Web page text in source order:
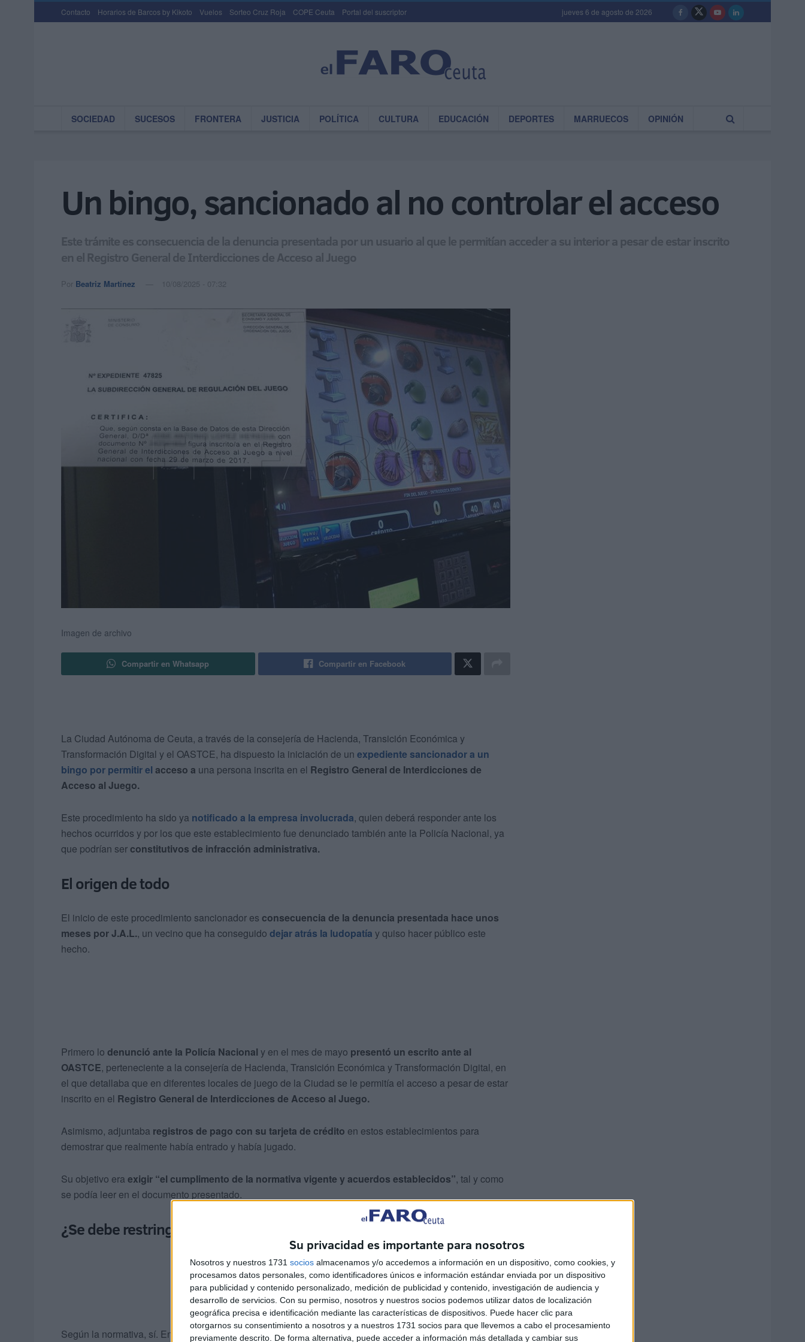
Su privacidad es importante para nosotros
Nosotros y nuestros 1731 socios almacenamos y/o accedemos a información en un dispositivo, como cookies, y
procesamos datos personales, como identificadores únicos e información estándar enviada por un dispositivo
para publicidad y contenido personalizado, medición de publicidad y contenido, investigación de audiencia y
desarrollo de servicios. Con su permiso, nosotros y nuestros socios podemos utilizar datos de localización
geográfica precisa e identificación mediante las características de dispositivos. Puede hacer clic para
otorgarnos su consentimiento a nosotros y a nuestros 1731 socios para que llevemos a cabo el procesamiento
previamente descrito. De forma alternativa, puede acceder a información más detallada y cambiar sus
Contacto Horarios de Barcos by Kikoto Vuelos Sorteo Cruz Roja COPE Ceuta Portal del suscriptor jueves 6 de agosto de 2026
SOCIEDAD SUCESOS FRONTERA JUSTICIA POLÍTICA CULTURA EDUCACIÓN DEPORTES MARRUECOS OPINIÓN
Un bingo, sancionado al no controlar el acceso
Este trámite es consecuencia de la denuncia presentada por un usuario al que le permitían acceder a su interior a pesar de estar inscrito
en el Registro General de Interdicciones de Acceso al Juego
Por Beatriz Martínez 10/08/2025 - 07:32
Imagen de archivo
Compartir en Whatsapp Compartir en Facebook
La Ciudad Autónoma de Ceuta, a través de la consejería de Hacienda, Transición Económica y
Transformación Digital y el OASTCE, ha dispuesto la iniciación de un expediente sancionador a un
bingo por permitir el acceso a una persona inscrita en el Registro General de Interdicciones de
Acceso al Juego.
Este procedimiento ha sido ya notificado a la empresa involucrada, quien deberá responder ante los
hechos ocurridos y por los que este establecimiento fue denunciado también ante la Policía Nacional, ya
que podrían ser constitutivos de infracción administrativa.
El origen de todo
El inicio de este procedimiento sancionador es consecuencia de la denuncia presentada hace unos
meses por J.A.L., un vecino que ha conseguido dejar atrás la ludopatía y quiso hacer público este
hecho.
Primero lo denunció ante la Policía Nacional y en el mes de mayo presentó un escrito ante al
OASTCE, perteneciente a la consejería de Hacienda, Transición Económica y Transformación Digital, en
el que detallaba que en diferentes locales de juego de la Ciudad se le permitía el acceso a pesar de estar
inscrito en el Registro General de Interdicciones de Acceso al Juego.
Asimismo, adjuntaba registros de pago con su tarjeta de crédito en estos establecimientos para
demostrar que realmente había entrado y había jugado.
Su objetivo era exigir “el cumplimento de la normativa vigente y acuerdos establecidos”, tal y como
se podía leer en el documento presentado.
¿Se debe restringir el acceso a determinadas personas?
Según la normativa, sí. En España sí esobligatorio controlar quién entra a un salón de juego.